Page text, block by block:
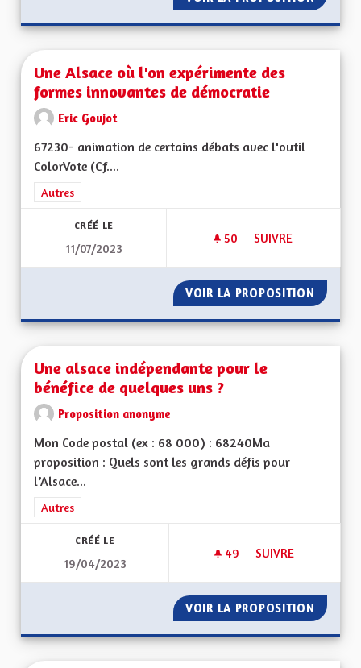
Une Alsace où l'on expérimente des
formes innovantes de démocratie
Eric Goujot
67230- animation de certains débats avec l'outil
ColorVote (Cf....
Filtrer les résultats de la catégorie : Autres
Autres
CRÉÉ LE
11/07/2023
50 50 ABONNÉS
SUIVRE
VOIR LA PROPOSITION UNE
Une alsace indépendante pour le
bénéfice de quelques uns ?
Proposition anonyme
Mon Code postal (ex : 68 000) : 68240Ma
proposition : Quels sont les grands défis pour
l’Alsace...
Filtrer les résultats de la catégorie : Autres
Autres
CRÉÉ LE
19/04/2023
49 49 ABONNÉS
SUIVRE
VOIR LA PROPOSITION UNE